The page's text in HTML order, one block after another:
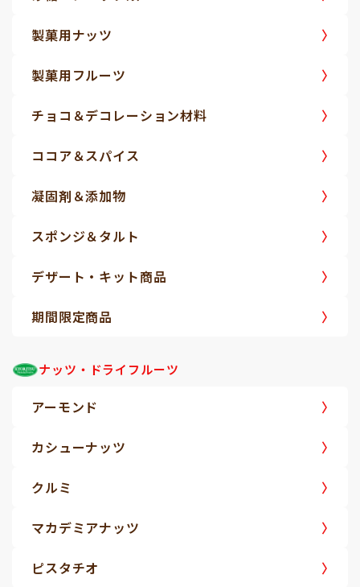
製菓用ナッツ
製菓用フルーツ
チョコ＆デコレーション材料
ココア＆スパイス
凝固剤＆添加物
スポンジ＆タルト
デザート・キット商品
期間限定商品
ナッツ・ドライフルーツ
アーモンド
カシューナッツ
クルミ
マカデミアナッツ
ピスタチオ